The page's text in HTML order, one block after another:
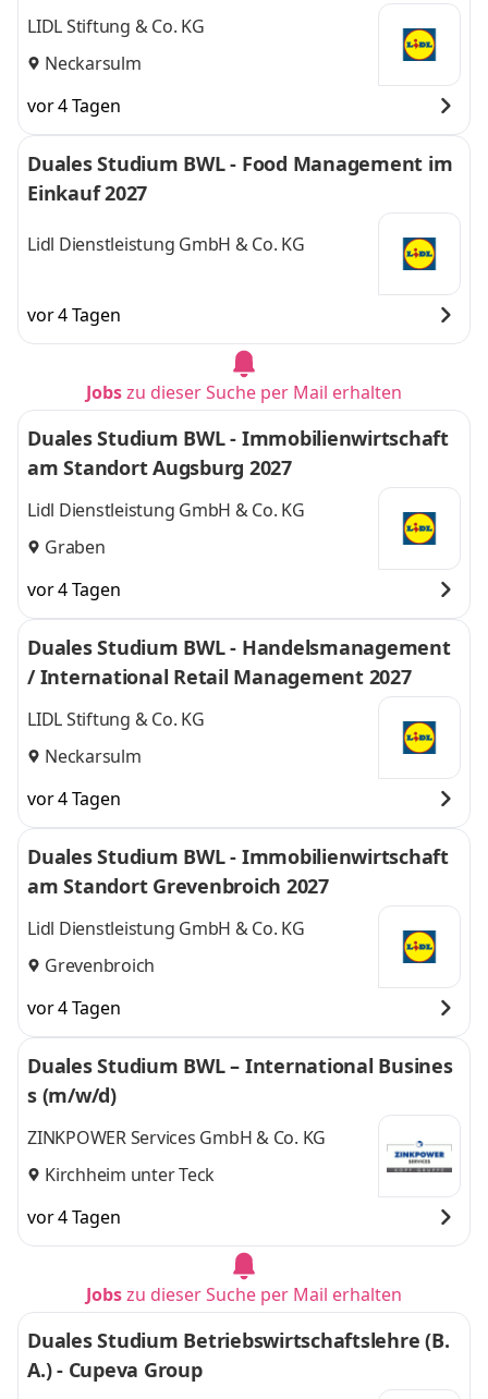
LIDL Stiftung & Co. KG
Neckarsulm
vor 4 Tagen
Duales Studium BWL - Food Management im
Einkauf 2027
Lidl Dienstleistung GmbH & Co. KG
vor 4 Tagen
Jobszu dieser Suche per Mail erhalten
Duales Studium BWL - Immobilienwirtschaft
am Standort Augsburg 2027
Lidl Dienstleistung GmbH & Co. KG
Graben
vor 4 Tagen
Duales Studium BWL - Handelsmanagement
/ International Retail Management 2027
LIDL Stiftung & Co. KG
Neckarsulm
vor 4 Tagen
Duales Studium BWL - Immobilienwirtschaft
am Standort Grevenbroich 2027
Lidl Dienstleistung GmbH & Co. KG
Grevenbroich
vor 4 Tagen
Duales Studium BWL – International Busines
s (m/w/d)
ZINKPOWER Services GmbH & Co. KG
Kirchheim unter Teck
vor 4 Tagen
Jobszu dieser Suche per Mail erhalten
Duales Studium Betriebswirtschaftslehre (B.
A.) - Cupeva Group